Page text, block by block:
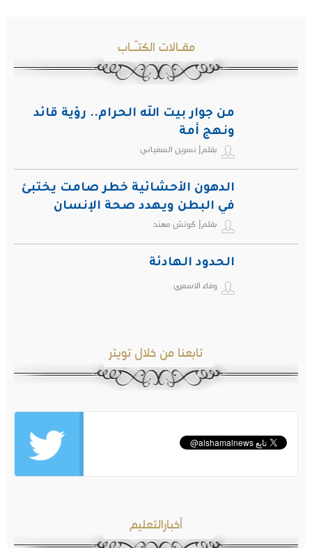
مقـالات الكتـّـاب
من جوار بيت الله الحرام.. رؤية قائد
ونهج أمة
بقلم| نسرين السفياني
الدهون الأحشائية خطر صامت يختبئ
في البطن ويهدد صحة الإنسان
بقلم| كوتش مهند
الحدود الهادئة
وفاء الاسمري
تابعنا من خلال تويتر
أخبارالتعليم